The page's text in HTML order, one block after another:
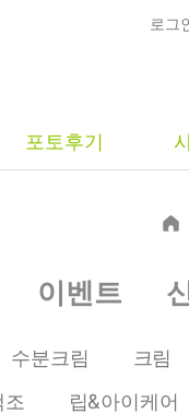
로그
포토후기
중성
성
시
상
시
이벤트
수분크림 크림
조 립&아이케어